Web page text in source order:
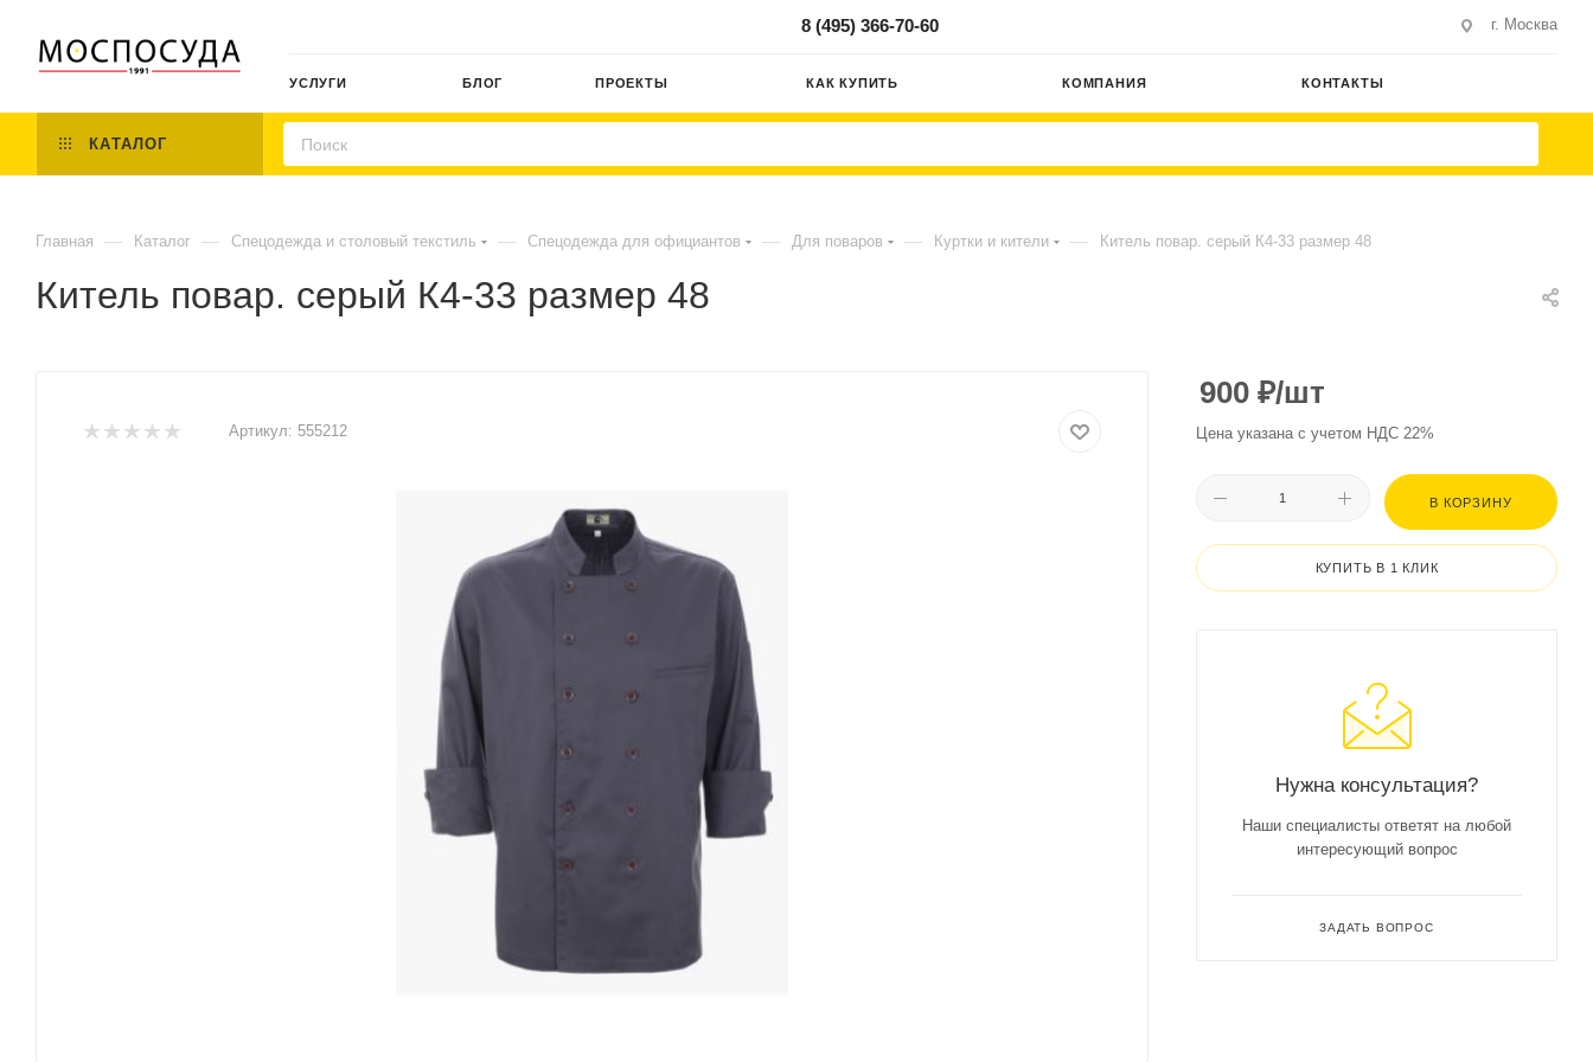
8 (495) 366-70-60 г. Москва
УСЛУГИ БЛОГ ПРОЕКТЫ КАК КУПИТЬ КОМПАНИЯ КОНТАКТЫ
КАТАЛОГ
Главная — Каталог — Спецодежда и столовый текстиль — Спецодежда для официантов — Для поваров — Куртки и кители — Китель повар. серый К4-33 размер 48
Китель повар. серый К4-33 размер 48
Артикул: 555212
900 ₽/шт
Цена указана с учетом НДС 22%
В КОРЗИНУ
КУПИТЬ В 1 КЛИК
Нужна консультация?
Наши специалисты ответят на любой
интересующий вопрос
ЗАДАТЬ ВОПРОС